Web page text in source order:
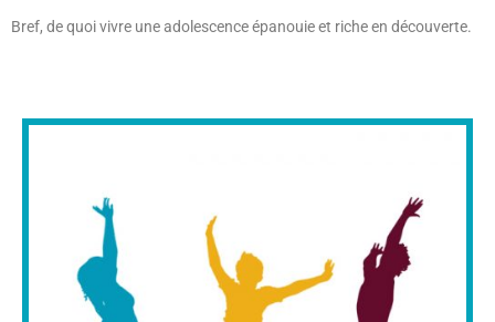
Bref, de quoi vivre une adolescence épanouie et riche en découverte.